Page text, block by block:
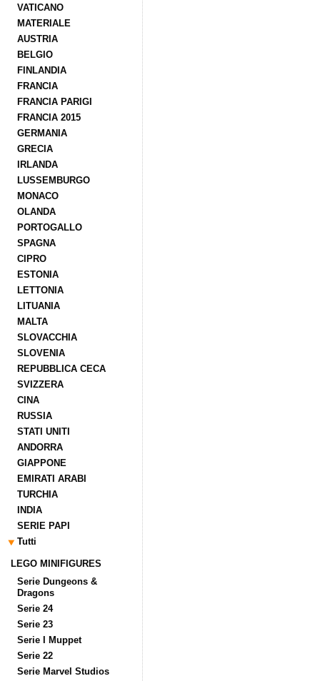
VATICANO
MATERIALE
AUSTRIA
BELGIO
FINLANDIA
FRANCIA
FRANCIA PARIGI
FRANCIA 2015
GERMANIA
GRECIA
IRLANDA
LUSSEMBURGO
MONACO
OLANDA
PORTOGALLO
SPAGNA
CIPRO
ESTONIA
LETTONIA
LITUANIA
MALTA
SLOVACCHIA
SLOVENIA
REPUBBLICA CECA
SVIZZERA
CINA
RUSSIA
STATI UNITI
ANDORRA
GIAPPONE
EMIRATI ARABI
TURCHIA
INDIA
SERIE PAPI
Tutti
LEGO MINIFIGURES
Serie Dungeons &
Dragons
Serie 24
Serie 23
Serie I Muppet
Serie 22
Serie Marvel Studios